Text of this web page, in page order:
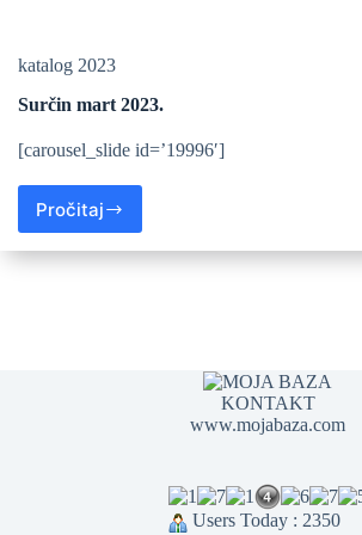
katalog 2023
Surčin mart 2023.
[carousel_slide id=’19996′]
Pročitaj
KONTAKT
www.mojabaza.com
Users Today : 2350